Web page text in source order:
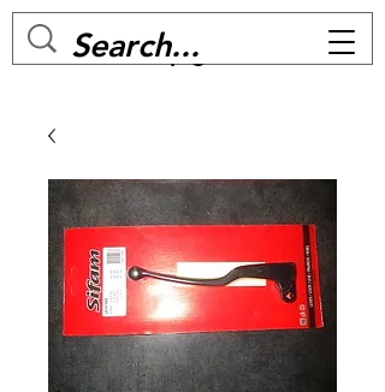
MC BIKE Perpignan